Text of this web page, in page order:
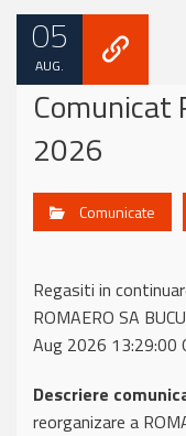
05
AUG.
Comunicat
2026
Comunicate
Regasiti in
ROMAERO SA
Aug 2026 13:29:00
Descriere
reorganizare a